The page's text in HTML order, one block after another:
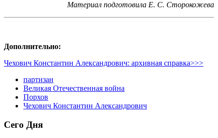
Материал подготовила Е. С. Сторокожева
Дополнительно:
Чехович Константин Александрович: архивная справка>>>
партизан
Великая Отечественная война
Порхов
Чехович Константин Александрович
Сего Дня